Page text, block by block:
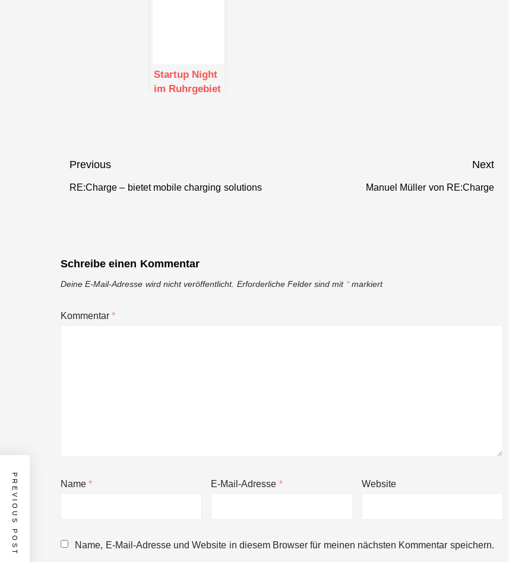
Startup Night
im Ruhrgebiet
Beitragsnavigation
Previous
Previous
RE:Charge – bietet mobile charging solutions
Next
Next
Manuel Müller von RE:Charge
PREVIOUS POST
Schreibe einen Kommentar
Deine E-Mail-Adresse wird nicht veröffentlicht. Erforderliche Felder sind mit *markiert
Kommentar*
Name* E-Mail-Adresse * Website
Name, E-Mail-Adresse und Website in diesem Browser für meinen nächsten Kommentar speichern.